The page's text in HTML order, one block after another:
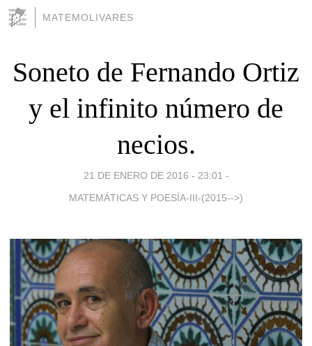
MATEMOLIVARES
Soneto de Fernando Ortiz
y el infinito número de
necios.
21 DE ENERO DE 2016 - 23:01 -
MATEMÁTICAS Y POESÍA-III-(2015-->)